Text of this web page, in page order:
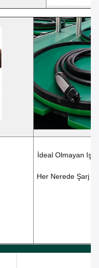
İdeal Olmayan Işık
Her Nerede Şarj